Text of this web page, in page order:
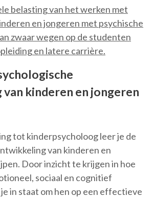
belasting van het werken met
en jongeren met psychische
zwaar wegen op de studenten
en latere carrière.
kinderen en jongeren
tot kinderpsycholoog leer je de
van kinderen en
Door inzicht te krijgen in hoe
sociaal en cognitief
in staat om hen op een effectieve